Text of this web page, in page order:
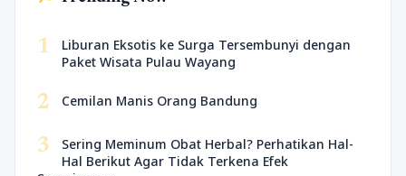
1
Liburan Eksotis ke Surga Tersembunyi dengan
Paket Wisata Pulau Wayang
2 Cemilan Manis Orang Bandung
3
Sering Meminum Obat Herbal? Perhatikan Hal-
Hal Berikut Agar Tidak Terkena Efek